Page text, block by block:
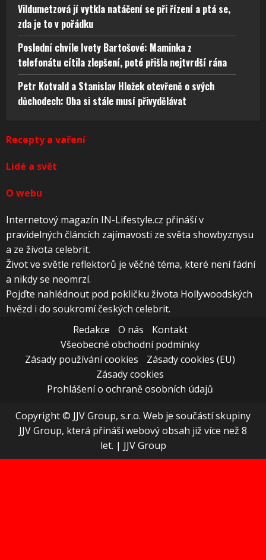
Vildumetzová jí vytkla natáčení se při řízení a ptá se,
zda je to v pořádku
Poslední chvíle Ivety Bartošové: Maminka z
telefonátu cítila zlepšení, poté přišla nejtvrdší rána
Petr Kotvald a Stanislav Hložek otevřeně o svých
důchodech: Oba si stále musí přivydělávat
Recepty a vaření
Lidé a svět
O webu
Internetový magazín IN-Lifestyle.cz přináší v
pravidelných článcích zajímavosti ze světa showbyznysu
a ze života celebrit.
Život ve světle reflektorů je věčné téma, které není fádní
a nikdy se neomrzí.
Pojďte nahlédnout pod pokličku života Hollywoodských
hvězd i do soukromí českých celebrit.
Redakce
O nás
Kontakt
Všeobecné obchodní podmínky
Zásady používání cookies
Zásady cookies (EU)
Zásady cookies
Prohlášení o ochraně osobních údajů
Copyright © JJV Group, s.r.o. Web je součástí skupiny
JJV Group, která přináší webový obsah již více než 8
let. | JJV Group